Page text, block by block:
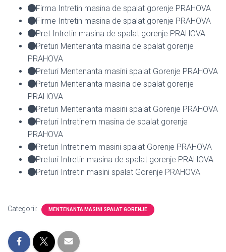
Firma Intretin masina de spalat gorenje PRAHOVA
Firme Intretin masina de spalat gorenje PRAHOVA
Pret Intretin masina de spalat gorenje PRAHOVA
Preturi Mentenanta masina de spalat gorenje
PRAHOVA
Preturi Mentenanta masini spalat Gorenje PRAHOVA
Preturi Mentenanta masina de spalat gorenje
PRAHOVA
Preturi Mentenanta masini spalat Gorenje PRAHOVA
Preturi Intretinem masina de spalat gorenje
PRAHOVA
Preturi Intretinem masini spalat Gorenje PRAHOVA
Preturi Intretin masina de spalat gorenje PRAHOVA
Preturi Intretin masini spalat Gorenje PRAHOVA
Categorii: MENTENANTA MASINI SPALAT GORENJE